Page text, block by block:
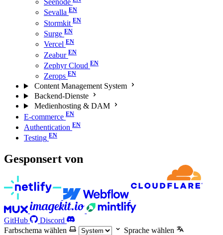
Seenode
Sevalla
Stormkit
Surge
Vercel
Zeabur
Zephyr Cloud
Zerops
Content Management System
Backend-Dienste
Medienhosting & DAM
E-commerce
Authentication
Testing
Gesponsert von
GitHub
Discord
Farbschema wählen
Sprache wählen